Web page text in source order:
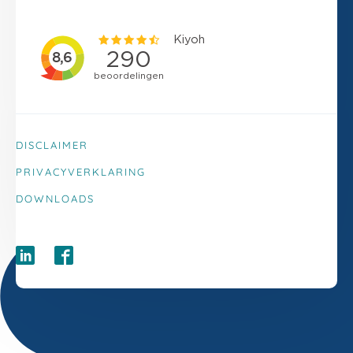
DISCLAIMER
PRIVACYVERKLARING
DOWNLOADS